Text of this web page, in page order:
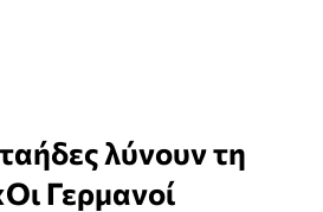
λύνουν τη
Γερμανοί